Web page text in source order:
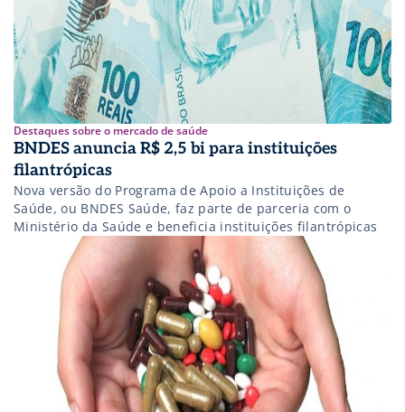
Destaques sobre o mercado de saúde
BNDES anuncia R$ 2,5 bi para instituições
filantrópicas
Nova versão do Programa de Apoio a Instituições de
Saúde, ou BNDES Saúde, faz parte de parceria com o
Ministério da Saúde e beneficia instituições filantrópicas